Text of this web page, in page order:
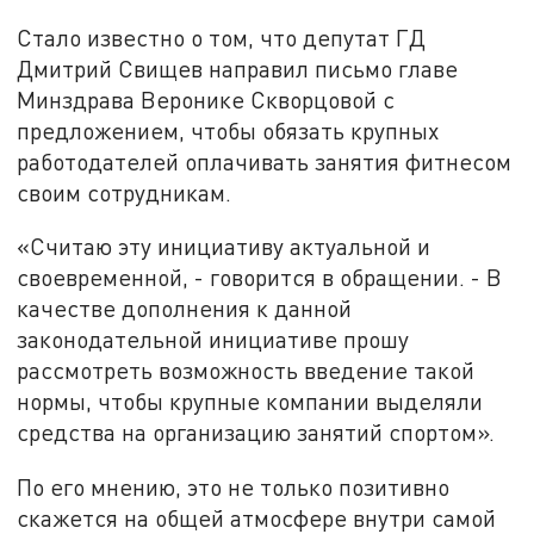
Стало известно о том, что депутат ГД
Дмитрий Свищев направил письмо главе
Минздрава Веронике Скворцовой с
предложением, чтобы обязать крупных
работодателей оплачивать занятия фитнесом
своим сотрудникам.
«Считаю эту инициативу актуальной и
своевременной, - говорится в обращении. - В
качестве дополнения к данной
законодательной инициативе прошу
рассмотреть возможность введение такой
нормы, чтобы крупные компании выделяли
средства на организацию занятий спортом».
По его мнению, это не только позитивно
скажется на общей атмосфере внутри самой